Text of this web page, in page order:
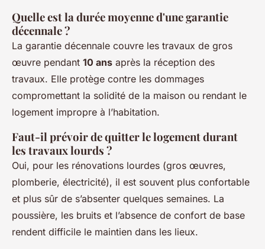
Quelle est la durée moyenne d'une garantie
décennale ?
La garantie décennale couvre les travaux de gros
œuvre pendant 10 ans après la réception des
travaux. Elle protège contre les dommages
compromettant la solidité de la maison ou rendant le
logement impropre à l’habitation.
Faut-il prévoir de quitter le logement durant
les travaux lourds ?
Oui, pour les rénovations lourdes (gros œuvres,
plomberie, électricité), il est souvent plus confortable
et plus sûr de s’absenter quelques semaines. La
poussière, les bruits et l’absence de confort de base
rendent difficile le maintien dans les lieux.